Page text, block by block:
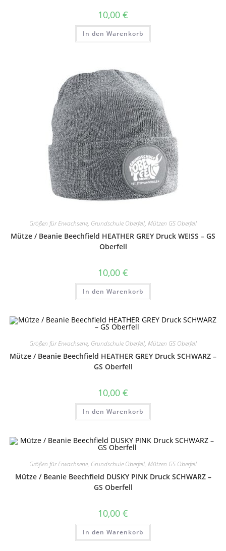
10,00 €
In den Warenkorb
Größen für Erwachsene, Grundschule Oberfell, Mützen GS Oberfell
Mütze / Beanie Beechfield HEATHER GREY Druck WEISS – GS
Oberfell
10,00 €
In den Warenkorb
Größen für Erwachsene, Grundschule Oberfell, Mützen GS Oberfell
Mütze / Beanie Beechfield HEATHER GREY Druck SCHWARZ –
GS Oberfell
10,00 €
In den Warenkorb
Größen für Erwachsene, Grundschule Oberfell, Mützen GS Oberfell
Mütze / Beanie Beechfield DUSKY PINK Druck SCHWARZ –
GS Oberfell
10,00 €
In den Warenkorb